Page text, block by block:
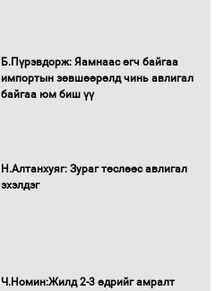
худалдан авах журмыг баталлаа
шилжиж, найр наадам, зөвлөгөөн,
гадаад томилолтыг хориглолоо
Б.Пүрэвдорж: Яамнаас өгч байгаа
импортын зөвшөөрөлд чинь авлигал
байгаа юм биш үү
Н.Алтанхуяг: Зураг төслөөс авлигал
эхэлдэг
Ч.Номин:Жилд 2-3 өдрийг амралт